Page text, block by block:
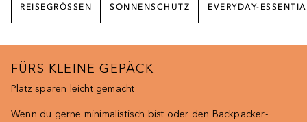
REISEGRÖSSEN SONNENSCHUTZ EVERYDAY-
FÜRS KLEINE GEPÄCK
Platz sparen leicht gemacht
Wenn du gerne minimalistisch bist oder den Backpacker-